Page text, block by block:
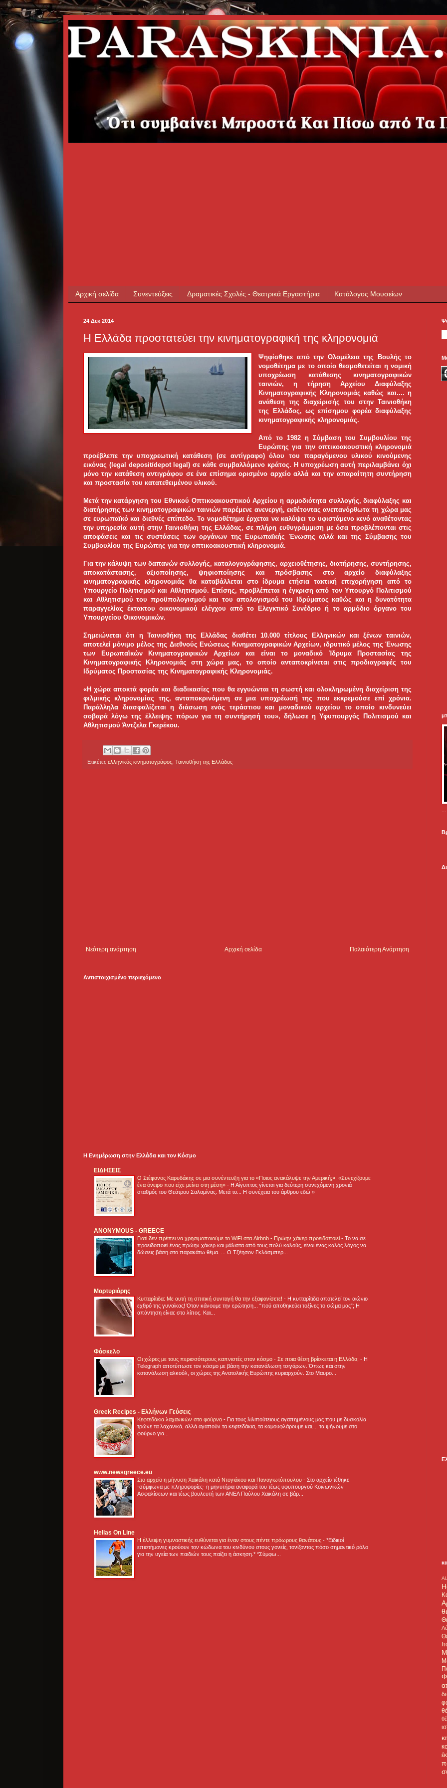
Αρχική σελίδα Συνεντεύξεις Δραματικές Σχολές - Θεατρικά Εργαστήρια Κατάλογος Μουσείων
24 Δεκ 2014
Η Ελλάδα προστατεύει την κινηματογραφική της κληρονομιά
Ψηφίσθηκε από την Ολομέλεια της Βουλής το
νομοθέτημα με το οποίο θεσμοθετείται η νομική
υποχρέωση κατάθεσης κινηματογραφικών
ταινιών, η τήρηση Αρχείου Διαφύλαξης
Κινηματογραφικής Κληρονομιάς καθώς και.... η
ανάθεση της διαχείρισής του στην Ταινιοθήκη
της Ελλάδος, ως επίσημου φορέα διαφύλαξης
κινηματογραφικής κληρονομιάς.
Από το 1982 η Σύμβαση του Συμβουλίου της
Ευρώπης για την οπτικοακουστική κληρονομιά
προέβλεπε την υποχρεωτική κατάθεση (σε αντίγραφο) όλου του παραγόμενου υλικού κινούμενης
εικόνας (legal deposit/depot legal) σε κάθε συμβαλλόμενο κράτος. Η υποχρέωση αυτή περιλαμβάνει όχι
μόνο την κατάθεση αντιγράφου σε ένα επίσημα ορισμένο αρχείο αλλά και την απαραίτητη συντήρηση
και προστασία του κατατεθειμένου υλικού.
Μετά την κατάργηση του Εθνικού Οπτικοακουστικού Αρχείου η αρμοδιότητα συλλογής, διαφύλαξης και
διατήρησης των κινηματογραφικών ταινιών παρέμενε ανενεργή, εκθέτοντας ανεπανόρθωτα τη χώρα μας
σε ευρωπαϊκό και διεθνές επίπεδο. Το νομοθέτημα έρχεται να καλύψει το υφιστάμενο κενό αναθέτοντας
την υπηρεσία αυτή στην Ταινιοθήκη της Ελλάδας, σε πλήρη ευθυγράμμιση με όσα προβλέπονται στις
αποφάσεις και τις συστάσεις των οργάνων της Ευρωπαϊκής Ένωσης αλλά και της Σύμβασης του
Συμβουλίου της Ευρώπης για την οπτικοακουστική κληρονομιά.
Για την κάλυψη των δαπανών συλλογής, καταλογογράφησης, αρχειοθέτησης, διατήρησης, συντήρησης,
αποκατάστασης, αξιοποίησης, ψηφιοποίησης και πρόσβασης στο αρχείο διαφύλαξης
κινηματογραφικής κληρονομιάς θα καταβάλλεται στο ίδρυμα ετήσια τακτική επιχορήγηση από το
Υπουργείο Πολιτισμού και Αθλητισμού. Επίσης, προβλέπεται η έγκριση από τον Υπουργό Πολιτισμού
και Αθλητισμού του προϋπολογισμού και του απολογισμού του Ιδρύματος καθώς και η δυνατότητα
παραγγελίας έκτακτου οικονομικού ελέγχου από το Ελεγκτικό Συνέδριο ή το αρμόδιο όργανο του
Υπουργείου Οικονομικών.
Σημειώνεται ότι η Ταινιοθήκη της Ελλάδας διαθέτει 10.000 τίτλους Ελληνικών και ξένων ταινιών,
αποτελεί μόνιμο μέλος της Διεθνούς Ενώσεως Κινηματογραφικών Αρχείων, ιδρυτικό μέλος της Ένωσης
των Ευρωπαϊκών Κινηματογραφικών Αρχείων και είναι το μοναδικό Ίδρυμα Προστασίας της
Κινηματογραφικής Κληρονομιάς στη χώρα μας, το οποίο ανταποκρίνεται στις προδιαγραφές του
Ιδρύματος Προστασίας της Κινηματογραφικής Κληρονομιάς.
«Η χώρα αποκτά φορέα και διαδικασίες που θα εγγυώνται τη σωστή και ολοκληρωμένη διαχείριση της
φιλμικής κληρονομίας της, ανταποκρινόμενη σε μια υποχρέωσή της που εκκρεμούσε επί χρόνια.
Παράλληλα διασφαλίζεται η διάσωση ενός τεράστιου και μοναδικού αρχείου το οποίο κινδυνεύει
σοβαρά λόγω της έλλειψης πόρων για τη συντήρησή του», δήλωσε η Υφυπουργός Πολιτισμού και
Αθλητισμού Άντζελα Γκερέκου.
Ετικέτες ελληνικός κινηματογράφος Ταινιοθήκη της Ελλάδος
Νεότερη ανάρτηση Παλαιότερη Ανάρτηση
Αρχική σελίδα
Αντιστοιχισμένο περιεχόμενο
Η Ενημέρωση στην Ελλάδα και τoν Κόσμο
ΕΙΔΗΣΕΙΣ
Ο Στέφανος Καρυδάκης σε μια συνέντευξη για το «Ποιος ανακάλυψε την Αμερική;»: «Συνεχίζουμε
ένα όνειρο που είχε μείνει στη μέση» - Η Αίγυπτος γίνεται για δεύτερη συνεχόμενη χρονιά
σταθμός του Θεάτρου Σαλαμίνας. Μετά το... Η συνέχεια του άρθρου εδώ »
ANONYMOUS - GREECE
Γιατί δεν πρέπει να χρησιμοποιούμε το WiFi στα Airbnb - Πρώην χάκερ προειδοποιεί- Το να σε
προειδοποιεί ένας πρώην χάκερ και μάλιστα από τους πολύ καλούς, είναι ένας καλός λόγος να
δώσεις βάση στο παρακάτω θέμα. ... Ο Τζέησον Γκλάσμπερ...
Μαρτυριάρης
Κυτταρίτιδα: Με αυτή τη σπιτική συνταγή θα την εξαφανίσετε! - H κυτταρίτιδα αποτελεί τον αιώνιο
εχθρό της γυναίκας! Όταν κάνουμε την ερώτηση... “πού αποθηκεύει τοξίνες το σώμα μας”; Η
απάντηση είναι: στο λίπος. Και...
Φάσκελο
Οι χώρες με τους περισσότερους καπνιστές στον κόσμο - Σε ποια θέση βρίσκεται η Ελλάδα; - Η
Telegraph αποτύπωσε τον κόσμο με βάση την κατανάλωση τσιγάρων. Όπως και στην
κατανάλωση αλκοόλ, οι χώρες της Ανατολικής Ευρώπης κυριαρχούν. Στο Μαυρο...
Greek Recipes - Ελλήνων Γεύσεις
Κεφτεδάκια λαχανικών στο φούρνο - Για τους λιλιπούτειους αγαπημένους μας που με δυσκολία
τρώνε τα λαχανικά, αλλά αγαπούν τα κεφτεδάκια, τα καμουφλάρουμε και.... τα ψήνουμε στο
φούρνο για...
www.newsgreece.eu
Στο αρχείο η μήνυση Χαϊκάλη κατά Ντογιάκου και Παναγιωτόπουλου - Στο αρχείο τέθηκε
-σύμφωνα με πληροφορίες- η μηνυτήρια αναφορά του τέως υφυπουργού Κοινωνικών
Ασφαλίσεων και τέως βουλευτή των ΑΝΕΛ Παύλου Χαϊκάλη σε βάρ...
Hellas On Line
Η έλλειψη γυμναστικής ευθύνεται για έναν στους πέντε πρόωρους θανάτους - *Ειδικοί
επιστήμονες κρούουν τον κώδωνα του κινδύνου στους γονείς, τονίζοντας πόσο σημαντικό ρόλο
για την υγεία των παιδιών τους παίζει η άσκηση.* *Σύμφω...